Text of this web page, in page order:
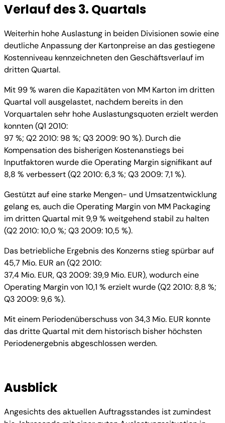
Verlauf des 3. Quartals
Weiterhin hohe Auslastung in beiden Divisionen sowie eine
deutliche Anpassung der Kartonpreise an das gestiegene
Kostenniveau kennzeichneten den Geschäftsverlauf im
dritten Quartal.
Mit 99 % waren die Kapazitäten von MM Karton im dritten
Quartal voll ausgelastet, nachdem bereits in den
Vorquartalen sehr hohe Auslastungsquoten erzielt werden
konnten (Q1 2010:
97 %; Q2 2010: 98 %; Q3 2009: 90 %). Durch die
Kompensation des bisherigen Kostenanstiegs bei
Inputfaktoren wurde die Operating Margin signifikant auf
8,8 % verbessert (Q2 2010: 6,3 %; Q3 2009: 7,1 %).
Gestützt auf eine starke Mengen- und Umsatzentwicklung
gelang es, auch die Operating Margin von MM Packaging
im dritten Quartal mit 9,9 % weitgehend stabil zu halten
(Q2 2010: 10,0 %; Q3 2009: 10,5 %).
Das betriebliche Ergebnis des Konzerns stieg spürbar auf
45,7 Mio. EUR an (Q2 2010:
37,4 Mio. EUR, Q3 2009: 39,9 Mio. EUR), wodurch eine
Operating Margin von 10,1 % erzielt wurde (Q2 2010: 8,8 %;
Q3 2009: 9,6 %).
Mit einem Periodenüberschuss von 34,3 Mio. EUR konnte
das dritte Quartal mit dem historisch bisher höchsten
Periodenergebnis abgeschlossen werden.
Ausblick
Angesichts des aktuellen Auftragsstandes ist zumindest